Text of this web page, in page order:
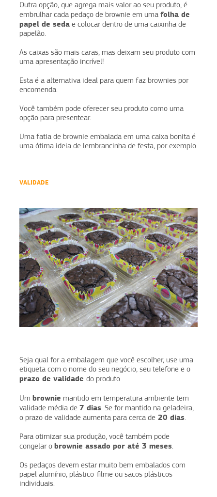
Outra opção, que agrega mais valor ao seu produto, é
embrulhar cada pedaço de brownie em uma folha de
papel de seda e colocar dentro de uma caixinha de
papelão.
As caixas são mais caras, mas deixam seu produto com
uma apresentação incrível!
Esta é a alternativa ideal para quem faz brownies por
encomenda.
Você também pode oferecer seu produto como uma
opção para presentear.
Uma fatia de brownie embalada em uma caixa bonita é
uma ótima ideia de lembrancinha de festa, por exemplo.
VALIDADE
Seja qual for a embalagem que você escolher, use uma
etiqueta com o nome do seu negócio, seu telefone e o
prazo de validade do produto.
Um brownie mantido em temperatura ambiente tem
validade média de 7 dias. Se for mantido na geladeira,
o prazo de validade aumenta para cerca de 20 dias.
Para otimizar sua produção, você também pode
congelar o brownie assado por até 3 meses.
Os pedaços devem estar muito bem embalados com
papel alumínio, plástico-filme ou sacos plásticos
individuais.